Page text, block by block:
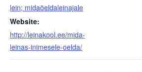
lein; midaöeldaleinajale
Website:
http://leinakool.ee/mida-
leinas-inimesele-oelda/